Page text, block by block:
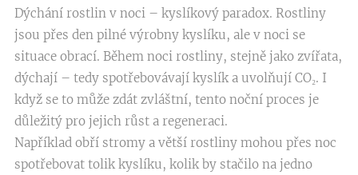
Dýchání rostlin v noci – kyslíkový paradox. Rostliny
jsou přes den pilné výrobny kyslíku, ale v noci se
situace obrací. Během noci rostliny, stejně jako zvířata,
dýchají – tedy spotřebovávají kyslík a uvolňují CO₂. I
když se to může zdát zvláštní, tento noční proces je
důležitý pro jejich růst a regeneraci.
Například obří stromy a větší rostliny mohou přes noc
spotřebovat tolik kyslíku, kolik by stačilo na jedno